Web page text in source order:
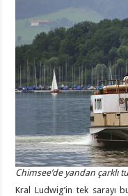
Chimsee’de yandan çarklı
Kral Ludwig’in tek sarayı